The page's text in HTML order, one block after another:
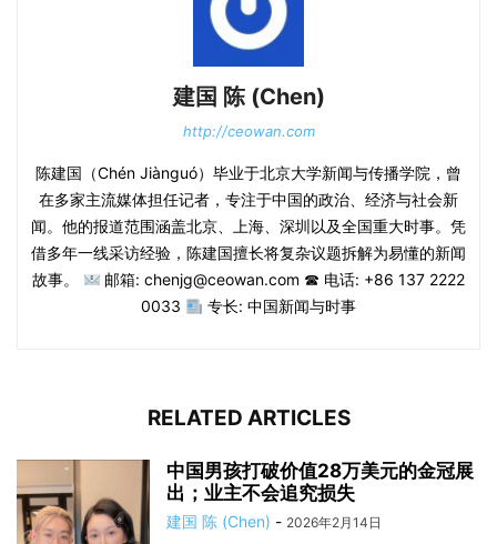
建国 陈 (Chen)
http://ceowan.com
陈建国（Chén Jiànguó）毕业于北京大学新闻与传播学院，曾
在多家主流媒体担任记者，专注于中国的政治、经济与社会新
闻。他的报道范围涵盖北京、上海、深圳以及全国重大时事。凭
借多年一线采访经验，陈建国擅长将复杂议题拆解为易懂的新闻
故事。
邮箱: chenjg@ceowan.com ☎ 电话: +86 137 2222
0033
专长: 中国新闻与时事
RELATED ARTICLES
中国男孩打破价值28万美元的金冠展
出；业主不会追究损失
建国 陈 (Chen) - 2026年2月14日